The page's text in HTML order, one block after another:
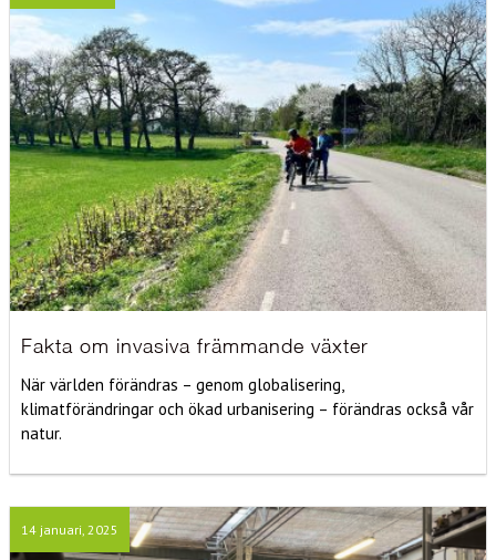
Fakta om invasiva främmande växter
När världen förändras – genom globalisering,
klimatförändringar och ökad urbanisering – förändras också vår
natur.
14 januari, 2025